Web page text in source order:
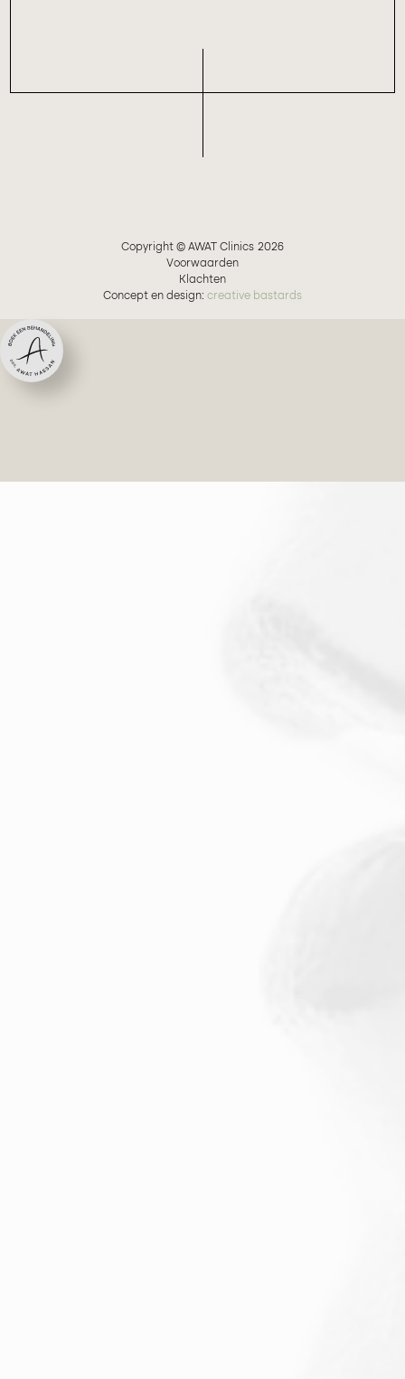
Copyright © AWAT Clinics 2026
Voorwaarden
Klachten
Concept en design: creative bastards